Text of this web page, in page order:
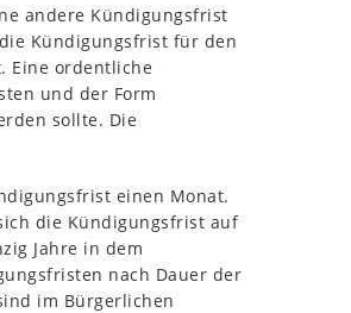
andere Kündigungsfrist
Kündigungsfrist für den
Eine ordentliche
und der Form
sollte. Die
einen Monat.
die Kündigungsfrist auf
Jahre in dem
nach Dauer der
im Bürgerlichen